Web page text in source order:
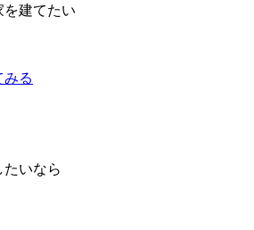
を建てたい
みる
たいなら